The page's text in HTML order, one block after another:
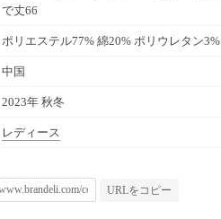
で丈66
ポリエステル77% 綿20% ポリウレタン3%
中国
2023年 秋冬
レディース
URLをコピー